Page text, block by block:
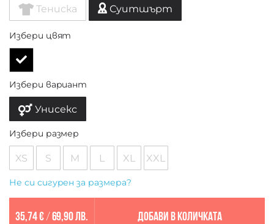
Тениска Суитшърт
Избери цвят
Избери вариант
Унисекс
Избери размер
XS S M L XL XXL
Не си сигурен за размера?
35,74 €/ 69,90 лв. Добави в количката